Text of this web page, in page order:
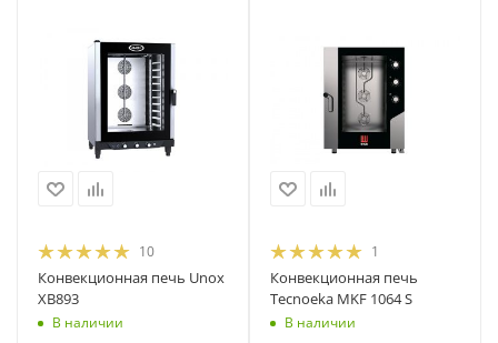
10
Конвекционная печь Unox
XB893
В наличии
1
Конвекционная печь
Tecnoeka MKF 1064 S
В наличии